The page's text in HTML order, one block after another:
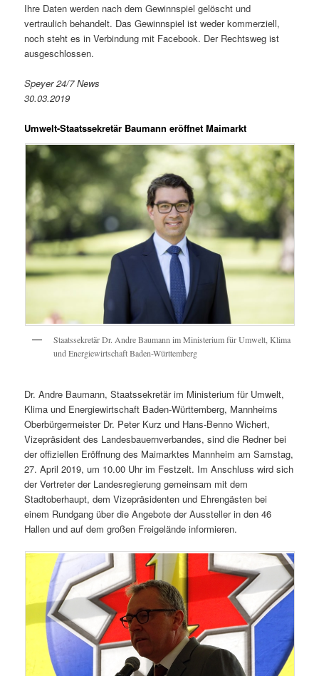
Ihre Daten werden nach dem Gewinnspiel gelöscht und
vertraulich behandelt. Das Gewinnspiel ist weder kommerziell,
noch steht es in Verbindung mit Facebook. Der Rechtsweg ist
ausgeschlossen.
Speyer 24/7 News
30.03.2019
Umwelt-Staatssekretär Baumann eröffnet Maimarkt
Staatssekretär Dr. Andre Baumann im Ministerium für Umwelt, Klima
und Energiewirtschaft Baden-Württemberg
Dr. Andre Baumann, Staatssekretär im Ministerium für Umwelt,
Klima und Energiewirtschaft Baden-Württemberg, Mannheims
Oberbürgermeister Dr. Peter Kurz und Hans-Benno Wichert,
Vizepräsident des Landesbauernverbandes, sind die Redner bei
der offiziellen Eröffnung des Maimarktes Mannheim am Samstag,
27. April 2019, um 10.00 Uhr im Festzelt. Im Anschluss wird sich
der Vertreter der Landesregierung gemeinsam mit dem
Stadtoberhaupt, dem Vizepräsidenten und Ehrengästen bei
einem Rundgang über die Angebote der Aussteller in den 46
Hallen und auf dem großen Freigelände informieren.